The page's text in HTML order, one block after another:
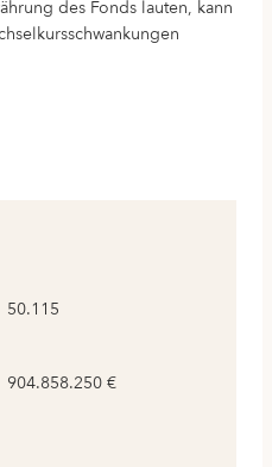
des Fonds lauten, kann
50.115
904.858.250 €